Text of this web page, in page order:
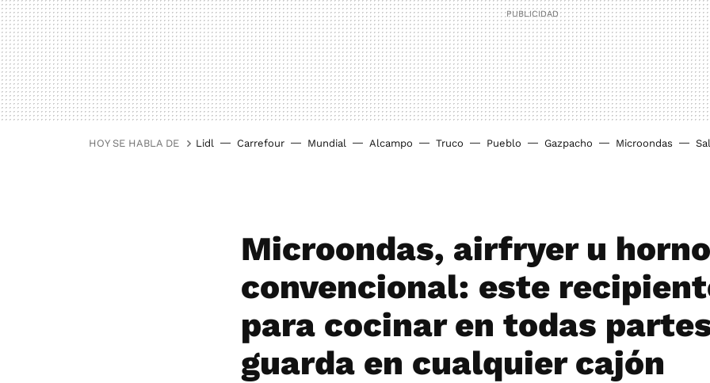
HOY SE HABLA DE Lidl Carrefour Mundial Alcampo Truco Pueblo Gazpacho Microondas
Microondas, airfryer u horno
convencional: este
para cocinar en todas
guarda en cualquier cajón